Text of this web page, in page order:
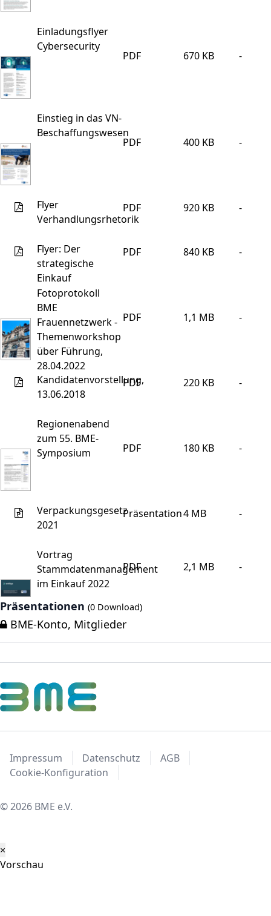
Einladungsflyer
Cybersecurity
PDF 670 KB -
Einstieg in das VN-
Beschaffungswesen
PDF 400 KB -
Flyer
Verhandlungsrhetorik
PDF 920 KB -
Flyer: Der
strategische
Einkauf
PDF 840 KB -
Fotoprotokoll
BME
Frauennetzwerk -
Themenworkshop
über Führung,
28.04.2022
PDF 1,1 MB -
Kandidatenvorstellung,
13.06.2018
PDF 220 KB -
Regionenabend
zum 55. BME-
Symposium
PDF 180 KB -
Verpackungsgesetz
2021
Präsentation4 MB -
Vortrag
Stammdatenmanagement
im Einkauf 2022
PDF 2,1 MB -
Präsentationen (0 Download)
BME-Konto, Mitglieder
Impressum Datenschutz
AGB
Cookie-Konfiguration
© 2026 BME e.V.
×
Vorschau